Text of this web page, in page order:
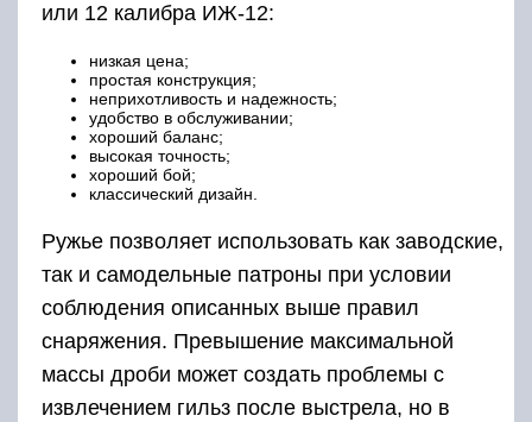
или 12 калибра ИЖ-12:
низкая цена;
простая конструкция;
неприхотливость и надежность;
удобство в обслуживании;
хороший баланс;
высокая точность;
хороший бой;
классический дизайн.
Ружье позволяет использовать как заводские,
так и самодельные патроны при условии
соблюдения описанных выше правил
снаряжения. Превышение максимальной
массы дроби может создать проблемы с
извлечением гильз после выстрела, но в